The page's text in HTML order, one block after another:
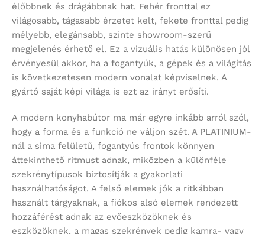
élőbbnek és drágábbnak hat. Fehér fronttal ez
világosabb, tágasabb érzetet kelt, fekete fronttal pedig
mélyebb, elegánsabb, szinte showroom-szerű
megjelenés érhető el. Ez a vizuális hatás különösen jól
érvényesül akkor, ha a fogantyúk, a gépek és a világítás
is következetesen modern vonalat képviselnek. A
gyártó saját képi világa is ezt az irányt erősíti.
A modern konyhabútor ma már egyre inkább arról szól,
hogy a forma és a funkció ne váljon szét. A PLATINIUM-
nál a sima felületű, fogantyús frontok könnyen
áttekinthető ritmust adnak, miközben a különféle
szekrénytípusok biztosítják a gyakorlati
használhatóságot. A felső elemek jók a ritkábban
használt tárgyaknak, a fiókos alsó elemek rendezett
hozzáférést adnak az evőeszközöknek és
eszközöknek, a magas szekrények pedig kamra- vagy